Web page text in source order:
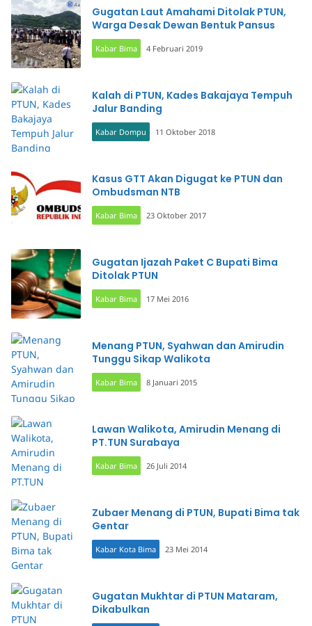
Gugatan Laut Amahami Ditolak PTUN,
Warga Desak Dewan Bentuk Pansus
Kabar Bima 4 Februari 2019
Kalah di PTUN, Kades Bakajaya Tempuh
Jalur Banding
Kabar Dompu 11 Oktober 2018
Kasus GTT Akan Digugat ke PTUN dan
Ombudsman NTB
Kabar Bima 23 Oktober 2017
Gugatan Ijazah Paket C Bupati Bima
Ditolak PTUN
Kabar Bima 17 Mei 2016
Menang PTUN, Syahwan dan Amirudin
Tunggu Sikap Walikota
Kabar Bima 8 Januari 2015
Lawan Walikota, Amirudin Menang di
PT.TUN Surabaya
Kabar Bima 26 Juli 2014
Zubaer Menang di PTUN, Bupati Bima tak
Gentar
Kabar Kota Bima 23 Mei 2014
Gugatan Mukhtar di PTUN Mataram,
Dikabulkan